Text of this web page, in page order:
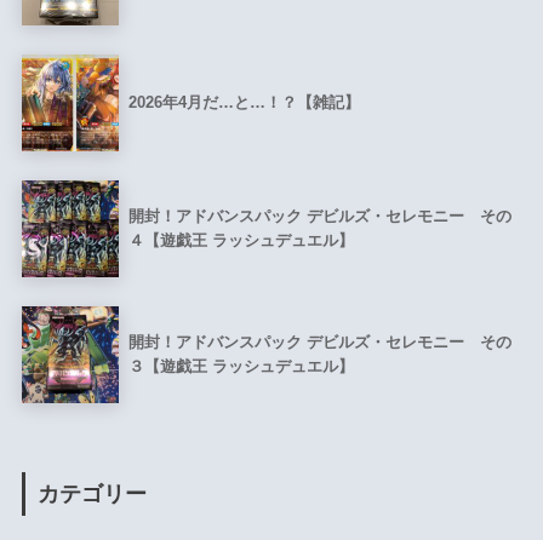
2026年4月だ…と…！？【雑記】
開封！アドバンスパック デビルズ・セレモニー その
４【遊戯王 ラッシュデュエル】
開封！アドバンスパック デビルズ・セレモニー その
３【遊戯王 ラッシュデュエル】
カテゴリー